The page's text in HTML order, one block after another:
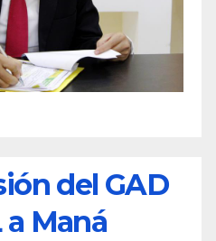
del GAD
Maná